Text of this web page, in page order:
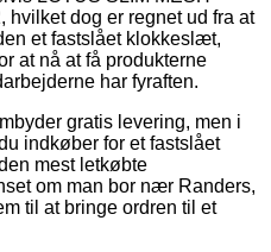
hvilket dog er regnet ud fra at
et fastslået klokkeslæt,
at nå at få produkterne
har fyraften.
gratis levering, men i
indkøber for et fastslået
mest letkøbte
om man bor nær Randers,
til at bringe ordren til et